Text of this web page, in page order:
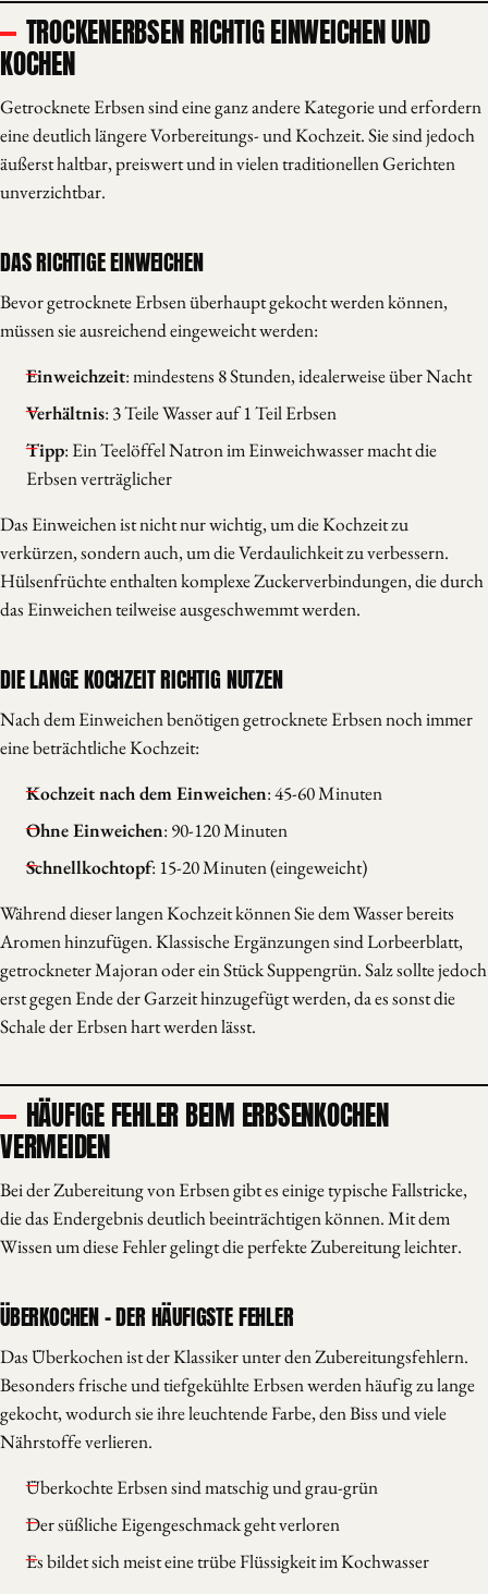
TROCKENERBSEN RICHTIG EINWEICHEN UND
KOCHEN
Getrocknete Erbsen sind eine ganz andere Kategorie und erfordern
eine deutlich längere Vorbereitungs- und Kochzeit. Sie sind jedoch
äußerst haltbar, preiswert und in vielen traditionellen Gerichten
unverzichtbar.
DAS RICHTIGE EINWEICHEN
Bevor getrocknete Erbsen überhaupt gekocht werden können,
müssen sie ausreichend eingeweicht werden:
Einweichzeit: mindestens 8 Stunden, idealerweise über Nacht
Verhältnis: 3 Teile Wasser auf 1 Teil Erbsen
Tipp: Ein Teelöffel Natron im Einweichwasser macht die
Erbsen verträglicher
Das Einweichen ist nicht nur wichtig, um die Kochzeit zu
verkürzen, sondern auch, um die Verdaulichkeit zu verbessern.
Hülsenfrüchte enthalten komplexe Zuckerverbindungen, die durch
das Einweichen teilweise ausgeschwemmt werden.
DIE LANGE KOCHZEIT RICHTIG NUTZEN
Nach dem Einweichen benötigen getrocknete Erbsen noch immer
eine beträchtliche Kochzeit:
Kochzeit nach dem Einweichen: 45-60 Minuten
Ohne Einweichen: 90-120 Minuten
Schnellkochtopf: 15-20 Minuten (eingeweicht)
Während dieser langen Kochzeit können Sie dem Wasser bereits
Aromen hinzufügen. Klassische Ergänzungen sind Lorbeerblatt,
getrockneter Majoran oder ein Stück Suppengrün. Salz sollte jedoch
erst gegen Ende der Garzeit hinzugefügt werden, da es sonst die
Schale der Erbsen hart werden lässt.
HÄUFIGE FEHLER BEIM ERBSENKOCHEN
VERMEIDEN
Bei der Zubereitung von Erbsen gibt es einige typische Fallstricke,
die das Endergebnis deutlich beeinträchtigen können. Mit dem
Wissen um diese Fehler gelingt die perfekte Zubereitung leichter.
ÜBERKOCHEN – DER HÄUFIGSTE FEHLER
Das Überkochen ist der Klassiker unter den Zubereitungsfehlern.
Besonders frische und tiefgekühlte Erbsen werden häufig zu lange
gekocht, wodurch sie ihre leuchtende Farbe, den Biss und viele
Nährstoffe verlieren.
Überkochte Erbsen sind matschig und grau-grün
Der süßliche Eigengeschmack geht verloren
Es bildet sich meist eine trübe Flüssigkeit im Kochwasser